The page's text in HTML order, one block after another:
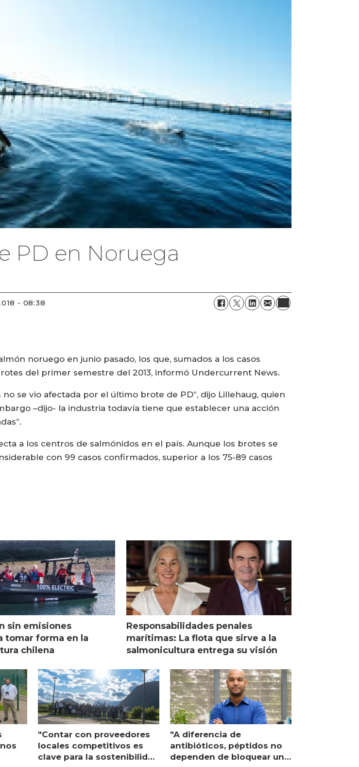
PD en Noruega
- 08:38
noruego en junio pasado, los que, sumados a los casos
del primer semestre del 2013, informó Undercurrent News.
se vio afectada por el último brote de PD”, dijo Lillehaug, quien
–dijo- la industria todavía tiene que establecer una acción
a los centros de salmónidos en el país. Aunque los brotes se
con 99 casos confirmados, superior a los 75-89 casos
sin emisiones
tomar forma en la
chilena
Responsabilidades penales
marítimas: La flota que sirve a la
salmonicultura entrega su visión
"Contar con proveedores
locales competitivos es
clave para la sostenibilidad
"A diferencia de
antibióticos, péptidos no
dependen de bloquear una